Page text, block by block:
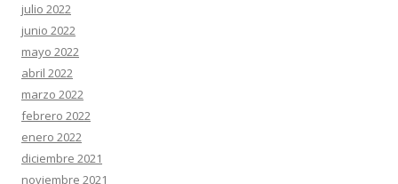
julio 2022
junio 2022
mayo 2022
abril 2022
marzo 2022
febrero 2022
enero 2022
diciembre 2021
noviembre 2021